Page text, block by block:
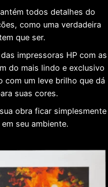
todos detalhes do
como uma verdadeira
que ser.
impressoras HP com as
do mais lindo e exclusivo
com um leve brilho que dá
suas cores.
obra ficar simplesmente
seu ambiente.